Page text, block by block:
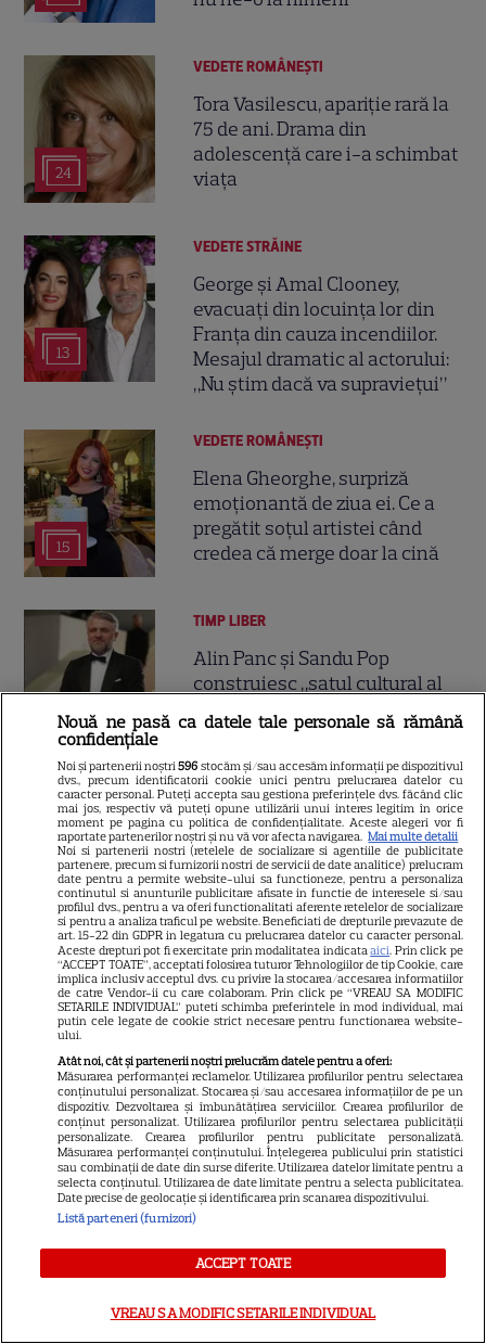
24
VEDETE ROMÂNEŞTI
Tora Vasilescu, apariție rară la
75 de ani. Drama din
adolescență care i-a schimbat
viața
13
VEDETE STRĂINE
George și Amal Clooney,
evacuați din locuința lor din
Franța din cauza incendiilor.
Mesajul dramatic al actorului:
„Nu știm dacă va supraviețui”
15
VEDETE ROMÂNEŞTI
Elena Gheorghe, surpriză
emoționantă de ziua ei. Ce a
pregătit soțul artistei când
credea că merge doar la cină
3
TIMP LIBER
Alin Panc și Sandu Pop
construiesc „satul cultural al
arăta Transylvania Creators
Village
Despre Tvmania
Contact
Contacte televiziuni
Abonamente
Publicitate
Termeni și condiții
Despre cookies
Politica de confidenţialitate
Sitemap
Nouă ne pasă ca datele tale personale să rămână
confidențiale
Noi și partenerii noștri596 stocăm și/sau accesăm informații pe dispozitivul
dvs., precum identificatorii cookie unici pentru prelucrarea datelor cu
caracter personal. Puteți accepta sau gestiona preferințele dvs. făcând clic
mai jos, respectiv vă puteți opune utilizării unui interes legitim în orice
moment pe pagina cu politica de confidențialitate. Aceste alegeri vor fi
raportate partenerilor noștri și nu vă vor afecta navigarea. Mai multe detalii
Noi si partenerii nostri (retelele de socializare si agentiile de publicitate
partenere, precum si furnizorii nostri de servicii de date analitice) prelucram
date pentru a permite website-ului sa functioneze, pentru a personaliza
continutul si anunturile publicitare afisate in functie de interesele si/sau
profilul dvs., pentru a va oferi functionalitati aferente retelelor de socializare
si pentru a analiza traficul pe website. Beneficiati de drepturile prevazute de
art. 15-22 din GDPR in legatura cu prelucrarea datelor cu caracter personal.
Aceste drepturi pot fi exercitate prin modalitatea indicataaici. Prin click pe
“ACCEPT TOATE”, acceptati folosirea tuturor Tehnologiilor de tip Cookie, care
implica inclusiv acceptul dvs. cu privire la stocarea/accesarea informatiilor
de catre Vendor-ii cu care colaboram. Prin click pe “VREAU SA MODIFIC
SETARILE INDIVIDUAL” puteti schimba preferintele in mod individual, mai
putin cele legate de cookie strict necesare pentru functionarea website-
ului.
Atât noi, cât și partenerii noștri prelucrăm datele pentru a oferi:
Măsurarea performanței reclamelor. Utilizarea profilurilor pentru selectarea
conținutului personalizat. Stocarea și/sau accesarea informațiilor de pe un
dispozitiv. Dezvoltarea și îmbunătățirea serviciilor. Crearea profilurilor de
conținut personalizat. Utilizarea profilurilor pentru selectarea publicității
personalizate. Crearea profilurilor pentru publicitate personalizată.
Măsurarea performanței conținutului. Înțelegerea publicului prin statistici
sau combinații de date din surse diferite. Utilizarea datelor limitate pentru a
selecta conținutul. Utilizarea de date limitate pentru a selecta publicitatea.
Date precise de geolocație și identificarea prin scanarea dispozitivului.
Listă parteneri (furnizori)
ACCEPT TOATE
VREAU SA MODIFIC SETARILE INDIVIDUAL